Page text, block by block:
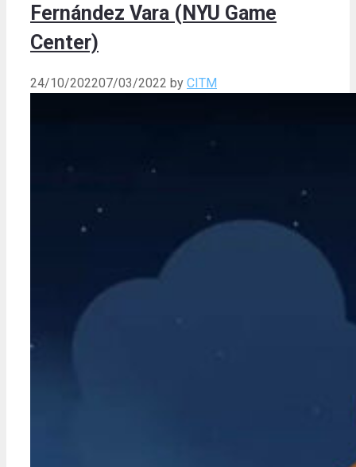
Fernández Vara (NYU Game
Center)
24/10/202207/03/2022 by CITM